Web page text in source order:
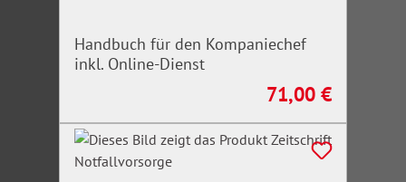
Handbuch für den Kompaniechef
inkl. Online-Dienst
Regulärer Preis:
71,00 €